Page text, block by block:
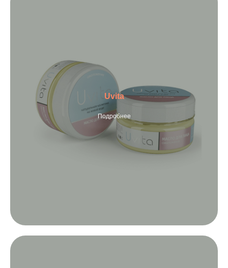
Uvita
Подробнее